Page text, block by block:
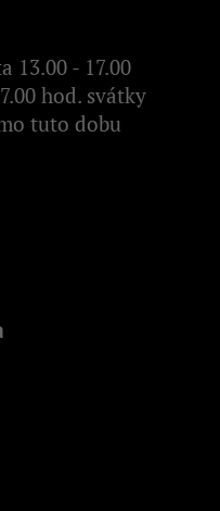
13.00 - 17.00
hod. svátky
tuto dobu